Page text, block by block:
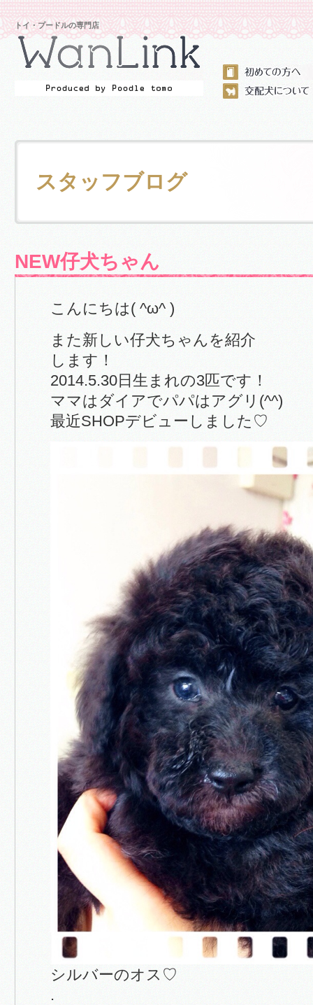
トイ・プードルの専門店
スタッフブログ
NEW仔犬ちゃん
こんにちは( ^ω^ )
また新しい仔犬ちゃんを紹介
します！
2014.5.30日生まれの3匹です！
ママはダイアでパパはアグリ(^^)
最近SHOPデビューしました♡
シルバーのオス♡
.